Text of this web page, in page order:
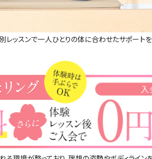
レッスンで一人ひとりの体に合わせたサポート